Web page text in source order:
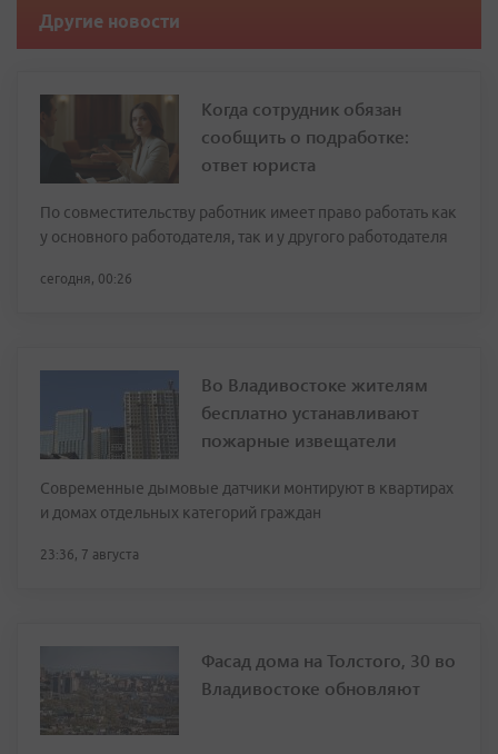
Другие новости
Когда сотрудник обязан
сообщить о подработке:
ответ юриста
По совместительству работник имеет право работать как
у основного работодателя, так и у другого работодателя
сегодня, 00:26
Во Владивостоке жителям
бесплатно устанавливают
пожарные извещатели
Современные дымовые датчики монтируют в квартирах
и домах отдельных категорий граждан
23:36, 7 августа
Фасад дома на Толстого, 30 во
Владивостоке обновляют